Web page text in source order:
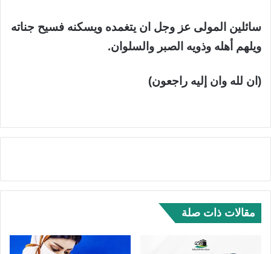
سائلين المولى عز وجل ان يتغمده ويسكنه فسيح جناته
ويلهم أهله وذويه الصبر والسلوان.
(ان لله وان إليه راجعون)
مقالات ذات صلة